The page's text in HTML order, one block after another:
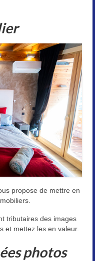
propose de mettre en
tributaires des images
et mettez les en valeur.
photos